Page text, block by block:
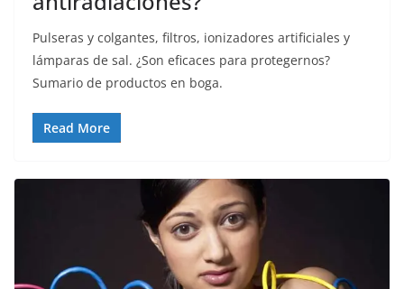
Pulseras y colgantes, filtros, ionizadores artificiales y
lámparas de sal. ¿Son eficaces para protegernos?
Sumario de productos en boga.
Read More